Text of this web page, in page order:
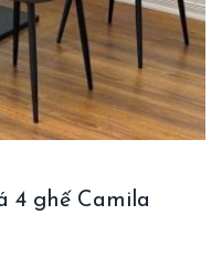
4 ghế Camila